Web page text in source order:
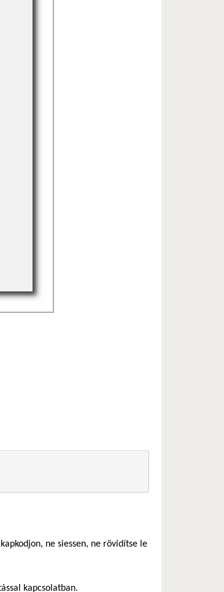
ne siessen, ne rövidítse le
kapcsolatban.